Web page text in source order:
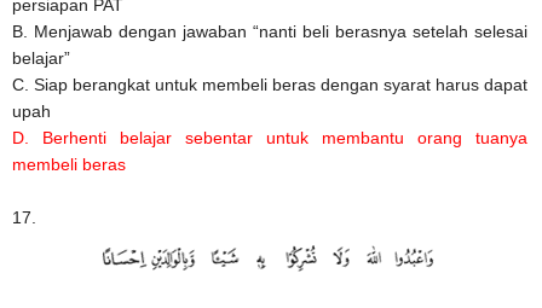
persiapan PAT
B. Menjawab dengan jawaban “nanti beli berasnya setelah selesai
belajar”
C. Siap berangkat untuk membeli beras dengan syarat harus dapat
upah
D. Berhenti belajar sebentar untuk membantu orang tuanya
membeli beras
17.